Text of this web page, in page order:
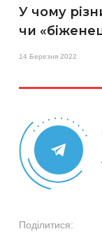
У чому
чи
14 Березня 2022
Поділитися: